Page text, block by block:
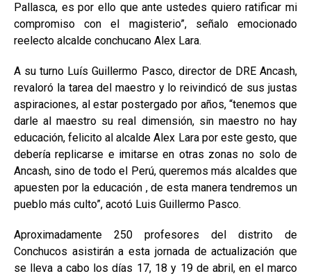
Pallasca, es por ello que ante ustedes quiero ratificar mi
compromiso con el magisterio”, señalo emocionado
reelecto alcalde conchucano Alex Lara.
A su turno Luís Guillermo Pasco, director de DRE Ancash,
revaloró la tarea del maestro y lo reivindicó de sus justas
aspiraciones, al estar postergado por años, “tenemos que
darle al maestro su real dimensión, sin maestro no hay
educación, felicito al alcalde Alex Lara por este gesto, que
debería replicarse e imitarse en otras zonas no solo de
Ancash, sino de todo el Perú, queremos más alcaldes que
apuesten por la educación , de esta manera tendremos un
pueblo más culto”, acotó Luis Guillermo Pasco.
Aproximadamente 250 profesores del distrito de
Conchucos asistirán a esta jornada de actualización que
se lleva a cabo los días 17, 18 y 19 de abril, en el marco